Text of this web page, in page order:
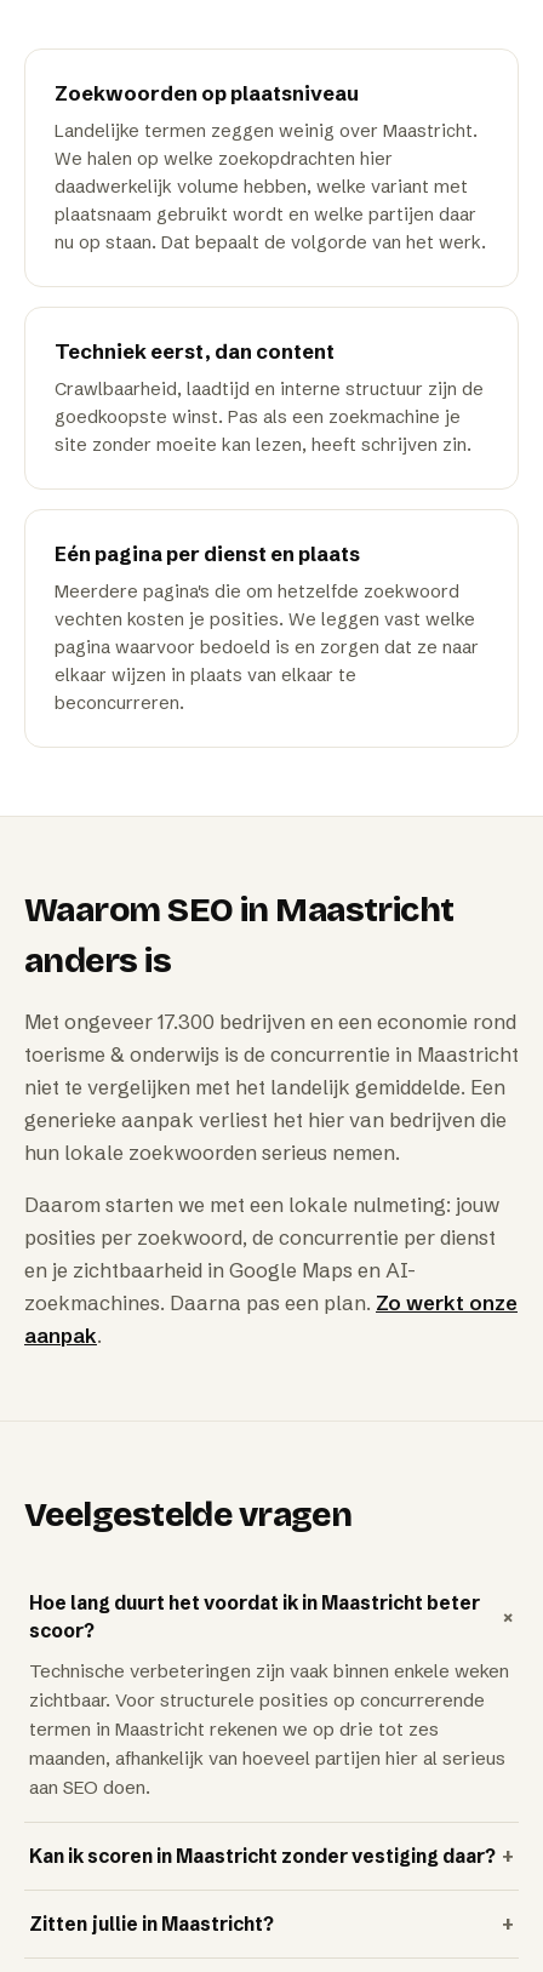
Zoekwoorden op plaatsniveau
Landelijke termen zeggen weinig over Maastricht.
We halen op welke zoekopdrachten hier
daadwerkelijk volume hebben, welke variant met
plaatsnaam gebruikt wordt en welke partijen daar
nu op staan. Dat bepaalt de volgorde van het werk.
Techniek eerst, dan content
Crawlbaarheid, laadtijd en interne structuur zijn de
goedkoopste winst. Pas als een zoekmachine je
site zonder moeite kan lezen, heeft schrijven zin.
Eén pagina per dienst en plaats
Meerdere pagina's die om hetzelfde zoekwoord
vechten kosten je posities. We leggen vast welke
pagina waarvoor bedoeld is en zorgen dat ze naar
elkaar wijzen in plaats van elkaar te
beconcurreren.
WaaromSEO in Maastricht
anders is
Met ongeveer 17.300 bedrijven en een economie rond
toerisme & onderwijs is de concurrentie in Maastricht
niet te vergelijken met het landelijk gemiddelde. Een
generieke aanpak verliest het hier van bedrijven die
hun lokale zoekwoorden serieus nemen.
Daarom starten we met een lokale nulmeting: jouw
posities per zoekwoord, de concurrentie per dienst
en je zichtbaarheid in Google Maps en AI-
zoekmachines. Daarna pas een plan. Zo werkt onze
aanpak.
Veelgestelde vragen
Hoe lang duurt het voordat ik in Maastricht beter
scoor?
+
Technische verbeteringen zijn vaak binnen enkele weken
zichtbaar. Voor structurele posities op concurrerende
termen in Maastricht rekenen we op drie tot zes
maanden, afhankelijk van hoeveel partijen hier al serieus
aan SEO doen.
Kan ik scoren in Maastricht zonder vestiging daar? +
Zitten jullie in Maastricht? +